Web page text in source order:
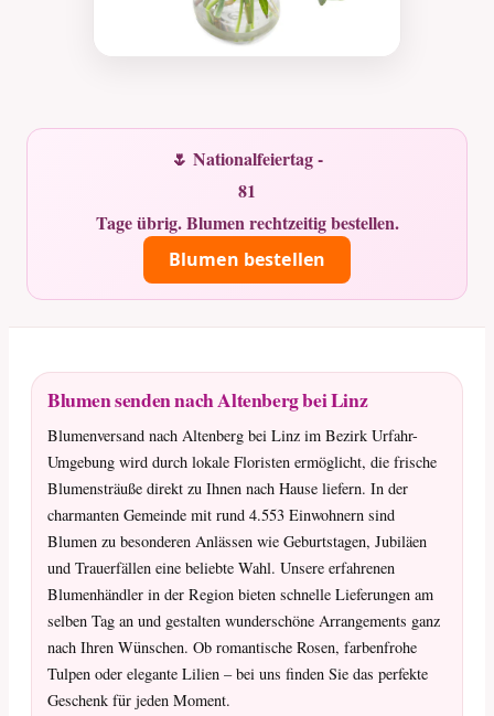
🌷 Nationalfeiertag -
81
Tage übrig. Blumen rechtzeitig bestellen.
Blumen bestellen
Blumen senden nach Altenberg bei Linz
Blumenversand nach Altenberg bei Linz im Bezirk Urfahr-
Umgebung wird durch lokale Floristen ermöglicht, die frische
Blumensträuße direkt zu Ihnen nach Hause liefern. In der
charmanten Gemeinde mit rund 4.553 Einwohnern sind
Blumen zu besonderen Anlässen wie Geburtstagen, Jubiläen
und Trauerfällen eine beliebte Wahl. Unsere erfahrenen
Blumenhändler in der Region bieten schnelle Lieferungen am
selben Tag an und gestalten wunderschöne Arrangements ganz
nach Ihren Wünschen. Ob romantische Rosen, farbenfrohe
Tulpen oder elegante Lilien – bei uns finden Sie das perfekte
Geschenk für jeden Moment.